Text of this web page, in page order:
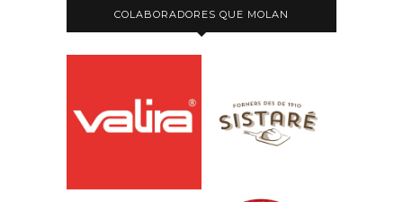
COLABORADORES QUE MOLAN